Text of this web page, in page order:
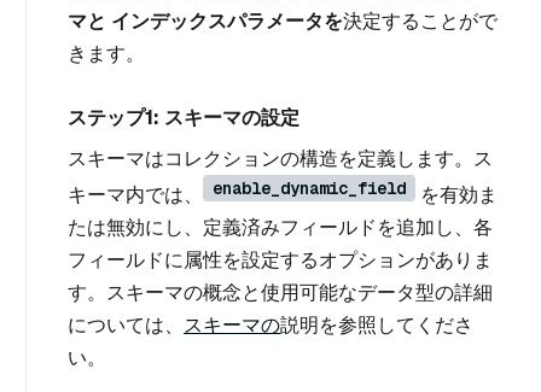
マと インデックスパラメータを決定することがで
きます。
ステップ1: スキーマの設定
スキーマはコレクションの構造を定義します。ス
キーマ内では、
enable_dynamic_field
を有効ま
たは無効にし、定義済みフィールドを追加し、各
フィールドに属性を設定するオプションがありま
す。スキーマの概念と使用可能なデータ型の詳細
については、 スキーマの説明を参照してくださ
い。